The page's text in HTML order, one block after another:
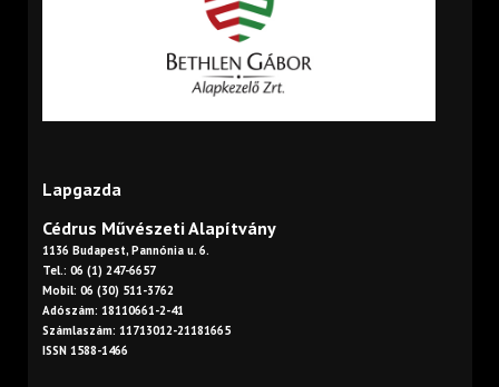
Lapgazda
Cédrus Művészeti Alapítvány
1136 Budapest, Pannónia u. 6.
Tel.: 06 (1) 247-6657
Mobil: 06 (30) 511-3762
Adószám: 18110661-2-41
Számlaszám: 11713012-21181665
ISSN 1588-1466